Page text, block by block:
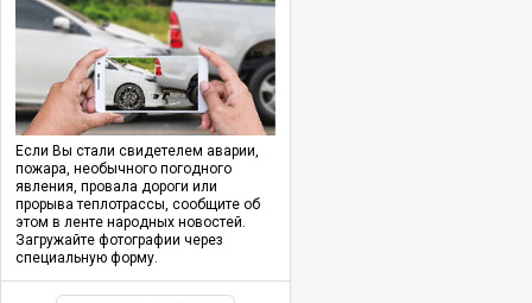
Если Вы стали свидетелем аварии,
пожара, необычного погодного
явления, провала дороги или
прорыва теплотрассы, сообщите об
этом в ленте народных новостей.
Загружайте фотографии через
специальную форму.